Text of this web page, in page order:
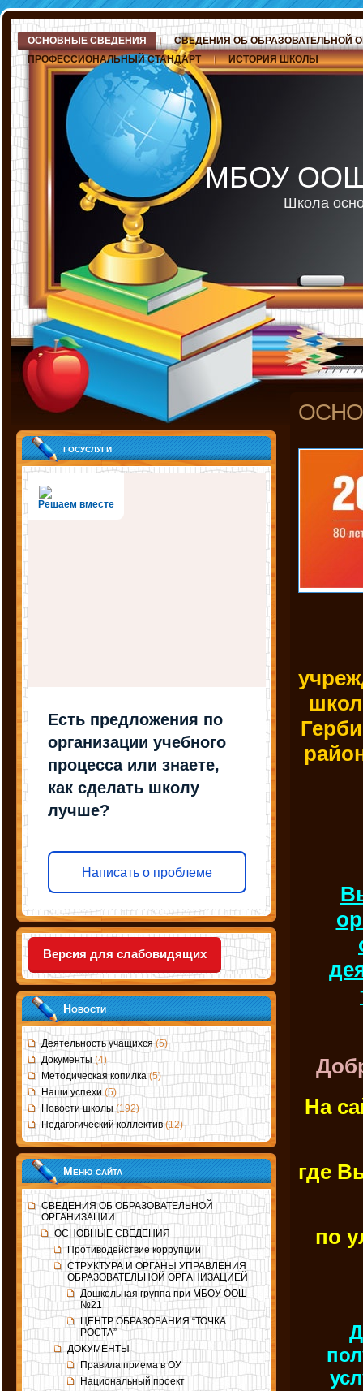
ОСНОВНЫЕ СВЕДЕНИЯ
СВЕДЕНИЯ ОБ ОБРАЗОВАТЕЛЬНОЙ
ПРОФЕССИОНАЛЬНЫЙ СТАНДАРТ
ИСТОРИЯ ШКОЛЫ
МБОУ ООШ
Школа
госуслуги
Решаем вместе
Есть предложения по
организации учебного
процесса или знаете,
как сделать школу
лучше?
Написать о проблеме
Версия для слабовидящих
Новости
Деятельность учащихся(5)
Документы (4)
Методическая копилка(5)
Наши успехи (5)
Новости школы (192)
Педагогический коллектив(12)
Меню сайта
СВЕДЕНИЯ ОБ ОБРАЗОВАТЕЛЬНОЙ
ОРГАНИЗАЦИИ
ОСНОВНЫЕ СВЕДЕНИЯ
Противодействие коррупции
СТРУКТУРА И ОРГАНЫ УПРАВЛЕНИЯ
ОБРАЗОВАТЕЛЬНОЙ ОРГАНИЗАЦИЕЙ
Дошкольная группа при МБОУ ООШ
№21
ЦЕНТР ОБРАЗОВАНИЯ “ТОЧКА
РОСТА”
ДОКУМЕНТЫ
Правила приема в ОУ
Национальный проект
На
где
по